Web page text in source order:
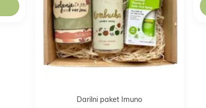
Darilni paket Imuno